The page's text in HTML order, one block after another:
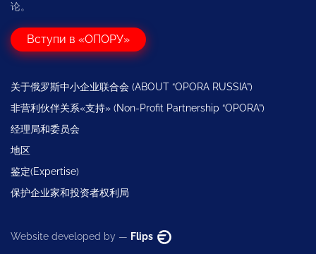
论。
Вступи в «ОПОРУ»
关于俄罗斯中小企业联合会 (ABOUT “OPORA RUSSIA”)
非营利伙伴关系«支持» (Non-Profit Partnership “OPORA”)
经理局和委员会
地区
鉴定(Expertise)
保护企业家和投资者权利局
Website developed by — Flips